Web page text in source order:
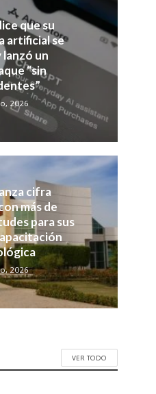
que su
artificial se
un
“sin
2026
cifra
más de
para sus
2026
VER TODO